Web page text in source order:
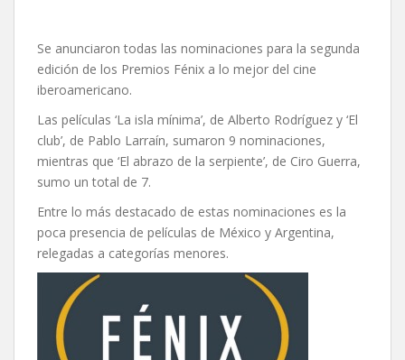
Se anunciaron todas las nominaciones para la segunda
edición de los Premios Fénix a lo mejor del cine
iberoamericano.
Las películas ‘La isla mínima’, de Alberto Rodríguez y ‘El
club’, de Pablo Larraín, sumaron 9 nominaciones,
mientras que ‘El abrazo de la serpiente’, de Ciro Guerra,
sumo un total de 7.
Entre lo más destacado de estas nominaciones es la
poca presencia de películas de México y Argentina,
relegadas a categorías menores.